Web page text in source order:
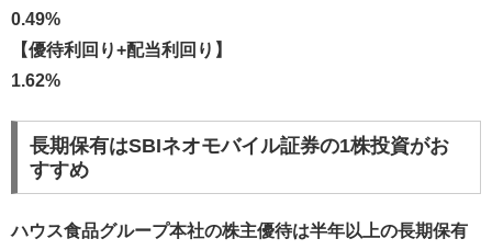
0.49%
【優待利回り+配当利回り】
1.62%
長期保有はSBIネオモバイル証券の1株投資がお
すすめ
ハウス食品グループ本社の株主優待は半年以上の長期保有